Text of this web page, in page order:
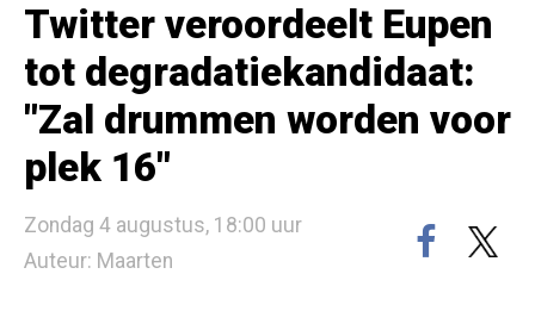
Twitter veroordeelt Eupen
tot degradatiekandidaat:
"Zal drummen worden voor
plek 16"
Zondag 4 augustus, 18:00 uur
Auteur: Maarten